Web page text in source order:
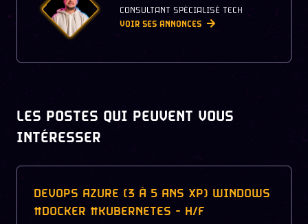
CONSULTANT SPÉCIALISÉ TECH
VOIR SES ANNONCES
LES POSTES QUI PEUVENT VOUS
INTÉRESSER
DEVOPS AZURE (3 À 5 ANS XP) WINDOWS
#DOCKER #KUBERNETES - H/F